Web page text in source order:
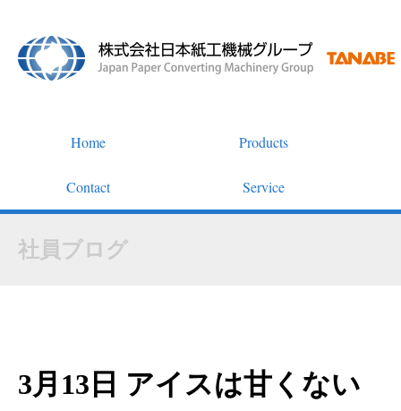
Home Products
Contact Service
社員ブログ
3月13日 アイスは甘くない